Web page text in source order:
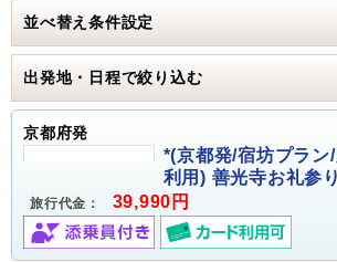
並べ替え条件設定
出発地・日程で絞り込む
京都府発
*(京都発/宿坊プラン
利用) 善光寺お礼参
旅行代金： 39,990円